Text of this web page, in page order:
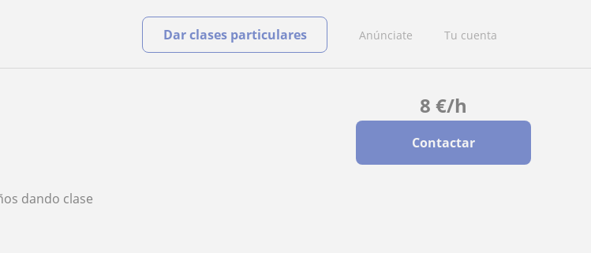
Anúnciate Tu cuenta
Dar clases particulares
8 €/h
Contactar
dando clase